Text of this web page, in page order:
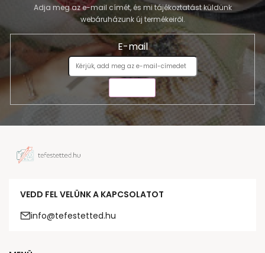
Adja meg az e-mail címét, és mi tájékoztatást küldünk
webáruházunk új termékeiről.
E-mail
VEDD FEL VELÜNK A KAPCSOLATOT
info@tefestetted.hu